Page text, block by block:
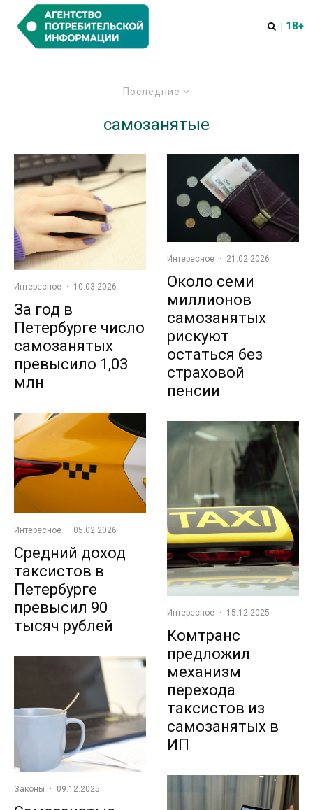
| 18+
Последние
самозанятые
Интересное · 10.03.2026
За год в
Петербурге число
самозанятых
превысило 1,03
млн
Интересное · 05.02.2026
Средний доход
таксистов в
Петербурге
превысил 90
тысяч рублей
Законы · 09.12.2025
Интересное · 21.02.2026
Около семи
миллионов
самозанятых
рискуют
остаться без
страховой
пенсии
Интересное · 15.12.2025
Комтранс
предложил
механизм
перехода
таксистов из
самозанятых в
ИП